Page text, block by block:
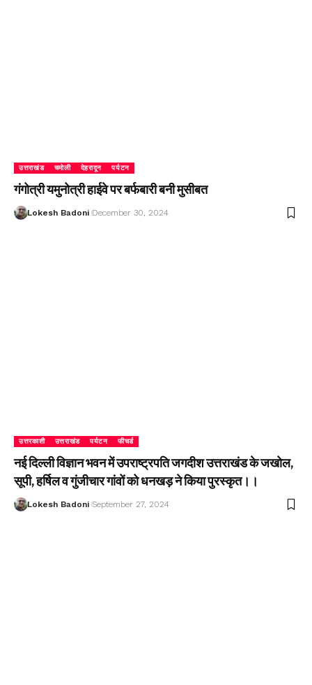
उत्तराखंड चमोली देहरादून पर्यटन
गंगोत्री यमुनोत्री हाईवे पर बर्फबारी बनी मुसीबत
Lokesh Badoni December 30, 2024
उत्तरकाशी उत्तराखंड पर्यटन फीचर्ड
नई दिल्ली विज्ञान भवन में उपराष्ट्रपति जगदीश उत्तराखंड के जखोल,
सूपी, हर्षिल व गुंजीचार गांवों को धनखड़ ने किया पुरस्कृत।।
Lokesh Badoni September 27, 2024